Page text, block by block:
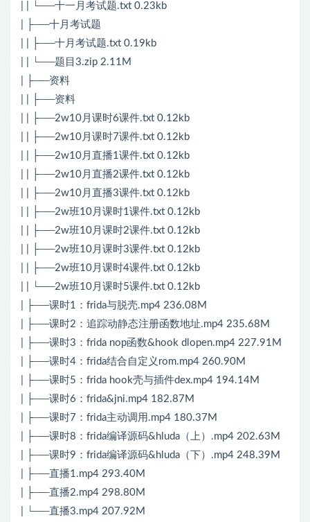
| | └──十一月考试题.txt 0.23kb
| ├──十月考试题
| | ├──十月考试题.txt 0.19kb
| | └──题目3.zip 2.11M
| ├──资料
| | ├──资料
| | ├──2w10月课时6课件.txt 0.12kb
| | ├──2w10月课时7课件.txt 0.12kb
| | ├──2w10月直播1课件.txt 0.12kb
| | ├──2w10月直播2课件.txt 0.12kb
| | ├──2w10月直播3课件.txt 0.12kb
| | ├──2w班10月课时1课件.txt 0.12kb
| | ├──2w班10月课时2课件.txt 0.12kb
| | ├──2w班10月课时3课件.txt 0.12kb
| | ├──2w班10月课时4课件.txt 0.12kb
| | └──2w班10月课时5课件.txt 0.12kb
| ├──课时1：frida与脱壳.mp4 236.08M
| ├──课时2：追踪动静态注册函数地址.mp4 235.68M
| ├──课时3：frida nop函数&hook dlopen.mp4 227.91M
| ├──课时4：frida结合自定义rom.mp4 260.90M
| ├──课时5：frida hook壳与插件dex.mp4 194.14M
| ├──课时6：frida&jni.mp4 182.87M
| ├──课时7：frida主动调用.mp4 180.37M
| ├──课时8：frida编译源码&hluda（上）.mp4 202.63M
| ├──课时9：frida编译源码&hluda（下）.mp4 248.39M
| ├──直播1.mp4 293.40M
| ├──直播2.mp4 298.80M
| └──直播3.mp4 207.92M